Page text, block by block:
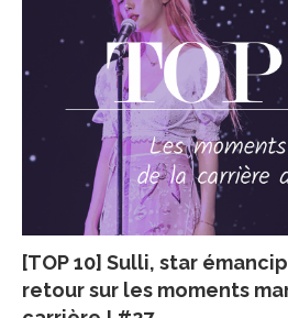
[TOP 10] Sulli, star
retour sur les moments